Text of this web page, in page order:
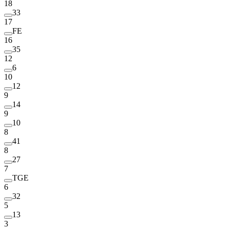
18
33
17
FE
16
35
12
6
10
12
9
14
9
10
8
41
8
27
7
TGE
6
32
5
13
3